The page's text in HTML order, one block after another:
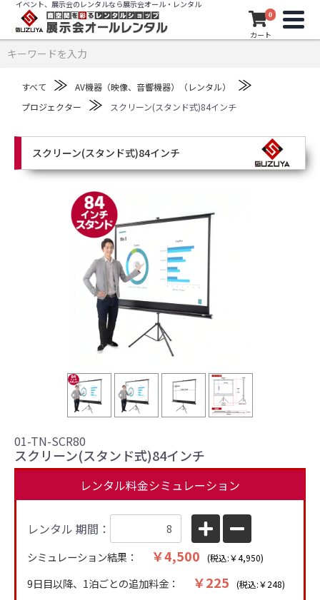
イベント、展示会のレンタルなら展示会オール・レンタル
0
カート
すべて ≫ AV機器（映像、音響機器）（レンタル） ≫
プロジェクター ≫ スクリーン(スタンド式)84インチ
スクリーン(スタンド式)84インチ
01-TN-SCR80
スクリーン(スタンド式)84インチ
レンタル料金シミュレーション
レンタル 期間：
シミュレーション結果： ￥4,500 (税込:￥4,950)
9日目以降、1泊ごとの追加料金： ￥225 (税込:￥248)